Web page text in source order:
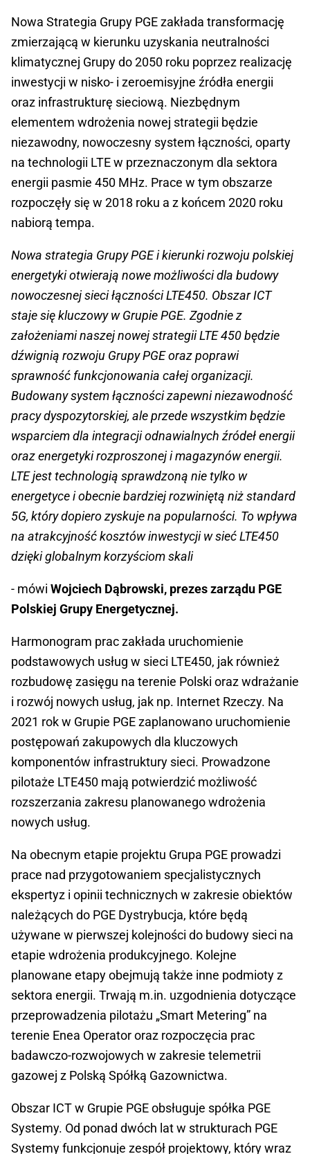
Nowa Strategia Grupy PGE zakłada transformację
zmierzającą w kierunku uzyskania neutralności
klimatycznej Grupy do 2050 roku poprzez realizację
inwestycji w nisko- i zeroemisyjne źródła energii
oraz infrastrukturę sieciową. Niezbędnym
elementem wdrożenia nowej strategii będzie
niezawodny, nowoczesny system łączności, oparty
na technologii LTE w przeznaczonym dla sektora
energii pasmie 450 MHz. Prace w tym obszarze
rozpoczęły się w 2018 roku a z końcem 2020 roku
nabiorą tempa.
Nowa strategia Grupy PGE i kierunki rozwoju polskiej
energetyki otwierają nowe możliwości dla budowy
nowoczesnej sieci łączności LTE450. Obszar ICT
staje się kluczowy w Grupie PGE. Zgodnie z
założeniami naszej nowej strategii LTE 450 będzie
dźwignią rozwoju Grupy PGE oraz poprawi
sprawność funkcjonowania całej organizacji.
Budowany system łączności zapewni niezawodność
pracy dyspozytorskiej, ale przede wszystkim będzie
wsparciem dla integracji odnawialnych źródeł energii
oraz energetyki rozproszonej i magazynów energii.
LTE jest technologią sprawdzoną nie tylko w
energetyce i obecnie bardziej rozwiniętą niż standard
5G, który dopiero zyskuje na popularności. To wpływa
na atrakcyjność kosztów inwestycji w sieć LTE450
dzięki globalnym korzyściom skali
- mówi Wojciech Dąbrowski, prezes zarządu PGE
Polskiej Grupy Energetycznej.
Harmonogram prac zakłada uruchomienie
podstawowych usług w sieci LTE450, jak również
rozbudowę zasięgu na terenie Polski oraz wdrażanie
i rozwój nowych usług, jak np. Internet Rzeczy. Na
2021 rok w Grupie PGE zaplanowano uruchomienie
postępowań zakupowych dla kluczowych
komponentów infrastruktury sieci. Prowadzone
pilotaże LTE450 mają potwierdzić możliwość
rozszerzania zakresu planowanego wdrożenia
nowych usług.
Na obecnym etapie projektu Grupa PGE prowadzi
prace nad przygotowaniem specjalistycznych
ekspertyz i opinii technicznych w zakresie obiektów
należących do PGE Dystrybucja, które będą
używane w pierwszej kolejności do budowy sieci na
etapie wdrożenia produkcyjnego. Kolejne
planowane etapy obejmują także inne podmioty z
sektora energii. Trwają m.in. uzgodnienia dotyczące
przeprowadzenia pilotażu „Smart Metering” na
terenie Enea Operator oraz rozpoczęcia prac
badawczo-rozwojowych w zakresie telemetrii
gazowej z Polską Spółką Gazownictwa.
Obszar ICT w Grupie PGE obsługuje spółka PGE
Systemy. Od ponad dwóch lat w strukturach PGE
Systemy funkcjonuje zespół projektowy, który wraz